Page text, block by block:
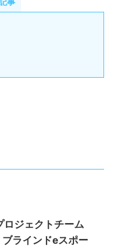
ロジェクトチーム
ラインドeスポー